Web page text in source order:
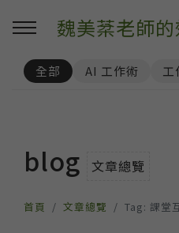
魏美棻老師
全部 AI 工作術 工
blog 文章總覽
首頁 文章總覽 Tag: 課堂